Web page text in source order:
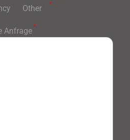
Other *
Anfrage *